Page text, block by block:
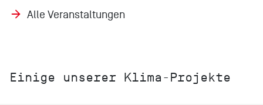
Alle Veranstaltungen
Einige unserer Klima-Projekte